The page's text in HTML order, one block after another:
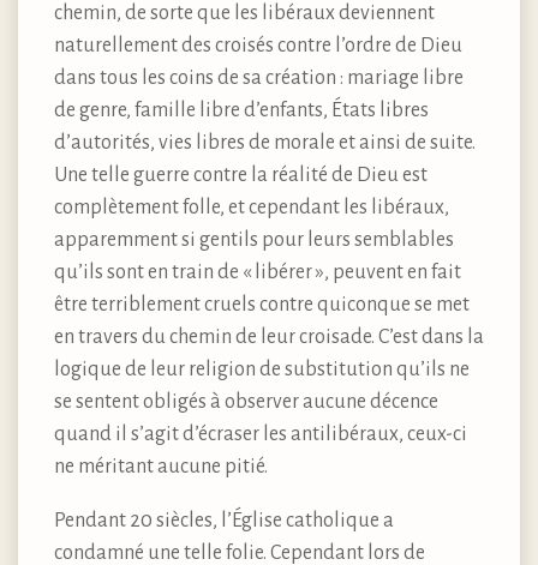
chemin, de sorte que les libéraux deviennent
naturellement des croisés contre l’ordre de Dieu
dans tous les coins de sa création : mariage libre
de genre, famille libre d’enfants, États libres
d’autorités, vies libres de morale et ainsi de suite.
Une telle guerre contre la réalité de Dieu est
complètement folle, et cependant les libéraux,
apparemment si gentils pour leurs semblables
qu’ils sont en train de « libérer », peuvent en fait
être terriblement cruels contre quiconque se met
en travers du chemin de leur croisade. C’est dans la
logique de leur religion de substitution qu’ils ne
se sentent obligés à observer aucune décence
quand il s’agit d’écraser les antilibéraux, ceux-ci
ne méritant aucune pitié.
Pendant 20 siècles, l’Église catholique a
condamné une telle folie. Cependant lors de